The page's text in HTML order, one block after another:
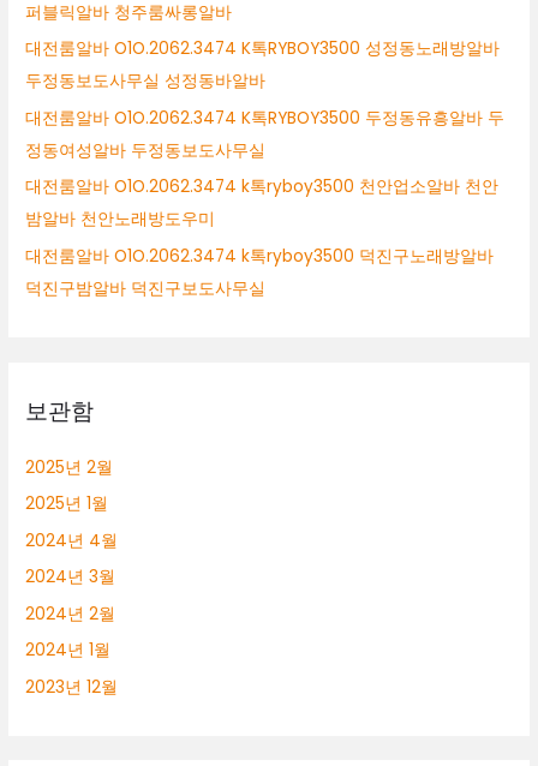
퍼블릭알바 청주룸싸롱알바
대전룸알바 O1O.2062.3474 K톡RYBOY3500 성정동노래방알바
두정동보도사무실 성정동바알바
대전룸알바 O1O.2062.3474 K톡RYBOY3500 두정동유흥알바 두
정동여성알바 두정동보도사무실
대전룸알바 O1O.2062.3474 k톡ryboy3500 천안업소알바 천안
밤알바 천안노래방도우미
대전룸알바 O1O.2062.3474 k톡ryboy3500 덕진구노래방알바
덕진구밤알바 덕진구보도사무실
보관함
2025년 2월
2025년 1월
2024년 4월
2024년 3월
2024년 2월
2024년 1월
2023년 12월